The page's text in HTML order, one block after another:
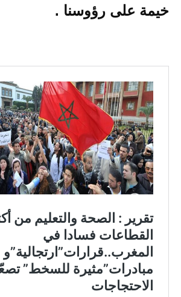
خيمة على رؤوسنا .